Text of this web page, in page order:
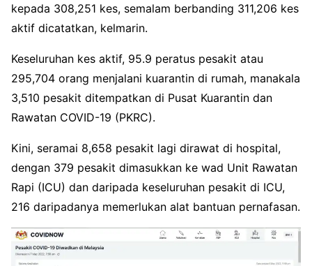
kepada 308,251 kes, semalam berbanding 311,206 kes
aktif dicatatkan, kelmarin.
Keseluruhan kes aktif, 95.9 peratus pesakit atau
295,704 orang menjalani kuarantin di rumah, manakala
3,510 pesakit ditempatkan di Pusat Kuarantin dan
Rawatan COVID-19 (PKRC).
Kini, seramai 8,658 pesakit lagi dirawat di hospital,
dengan 379 pesakit dimasukkan ke wad Unit Rawatan
Rapi (ICU) dan daripada keseluruhan pesakit di ICU,
216 daripadanya memerlukan alat bantuan pernafasan.